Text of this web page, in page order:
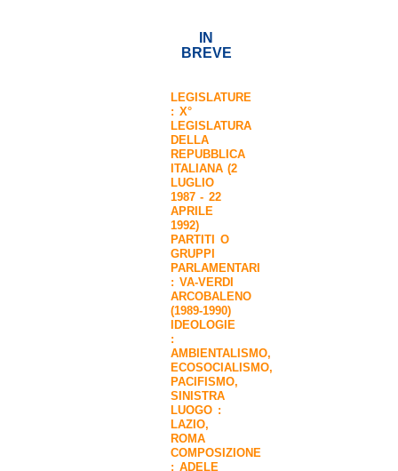
IN
BREVE
LEGISLATURE
: X°
LEGISLATURA
DELLA
REPUBBLICA
ITALIANA (2
LUGLIO
1987 - 22
APRILE
1992)
PARTITI O
GRUPPI
PARLAMENTARI
: VA-VERDI
ARCOBALENO
(1989-1990)
IDEOLOGIE
:
AMBIENTALISMO,
ECOSOCIALISMO,
PACIFISMO,
SINISTRA
LUOGO :
LAZIO,
ROMA
COMPOSIZIONE
: ADELE